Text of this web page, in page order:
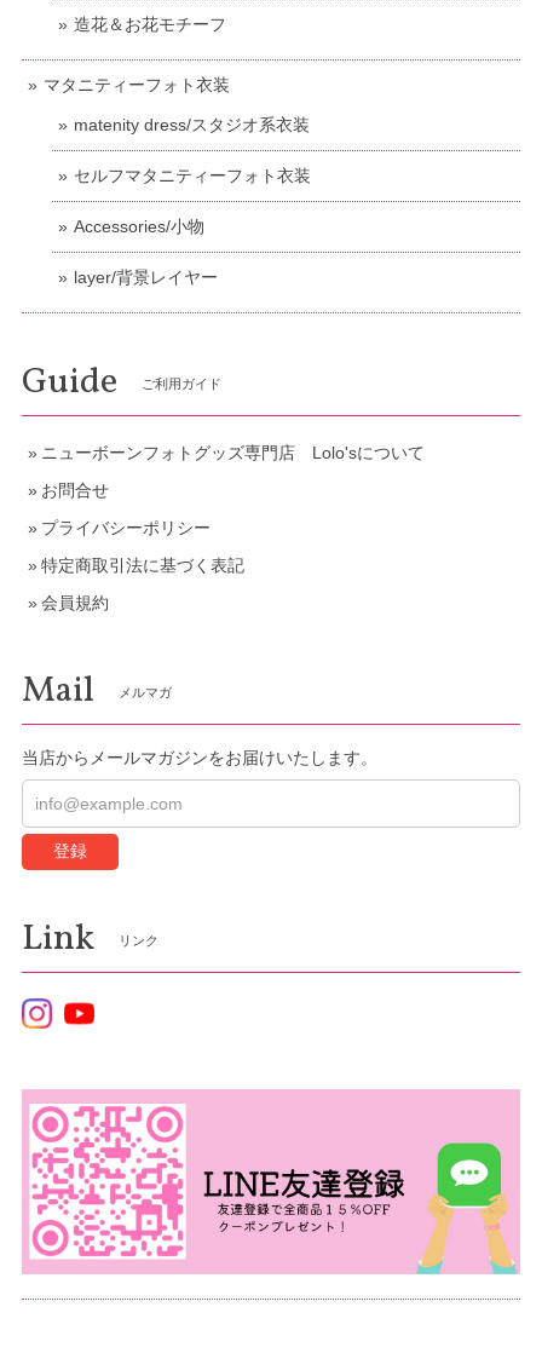
造花＆お花モチーフ
マタニティーフォト衣装
matenity dress/スタジオ系衣装
セルフマタニティーフォト衣装
Accessories/小物
layer/背景レイヤー
Guide ご利用ガイド
ニューボーンフォトグッズ専門店 Lolo'sについて
お問合せ
プライバシーポリシー
特定商取引法に基づく表記
会員規約
Mail メルマガ
当店からメールマガジンをお届けいたします。
登録
Link リンク